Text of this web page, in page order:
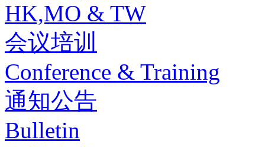
HK,MO & TW
会议培训
Conference & Training
通知公告
Bulletin